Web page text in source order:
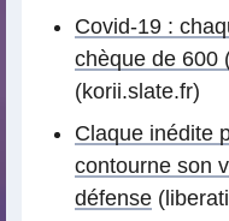
Covid-19 :
chèque de 600
(korii.slate.fr)
Claque inédite
contourne son
défense